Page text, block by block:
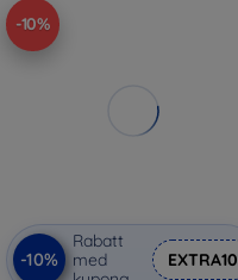
-10%
-10%
Rabatt
med
EXTRA10